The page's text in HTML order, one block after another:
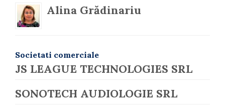
Alina Grădinariu
Societati comerciale
JS LEAGUE TECHNOLOGIES SRL
SONOTECH AUDIOLOGIE SRL